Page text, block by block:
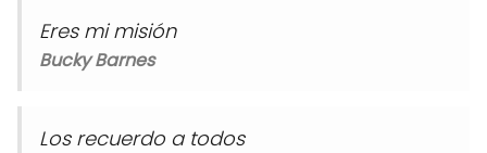
Eres mi misión
Bucky Barnes
Los recuerdo a todos